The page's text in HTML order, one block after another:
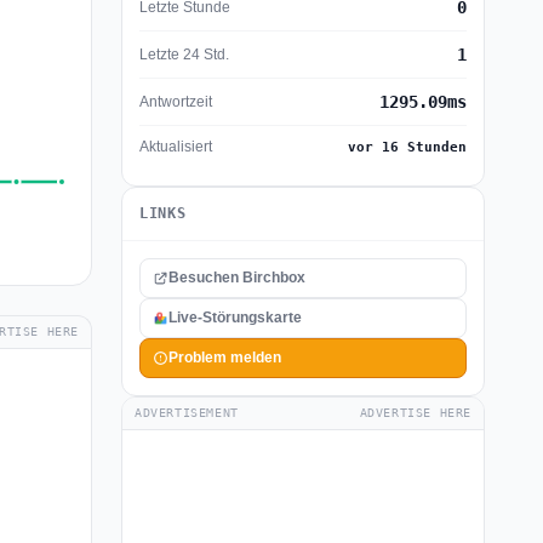
HERE
Letzte Stunde 0
Letzte 24 Std. 1
Antwortzeit 1295.09ms
Aktualisiert vor 16 Stunden
LINKS
Besuchen Birchbox
Live-Störungskarte
Problem melden
ADVERTISEMENT ADVERTISE HERE